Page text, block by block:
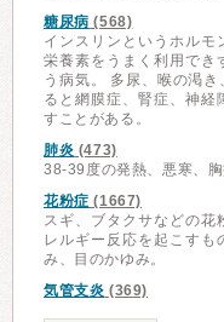
糖尿病 (568)
インスリンというホルモ
栄養素をうまく利用でき
う病気。 多尿、喉の渇
ると網膜症、腎症、神経
すことがある。
肺炎 (473)
38-39度の発熱、悪寒、
花粉症 (1667)
スギ、ブタクサなどの花
レルギー反応を起こすも
み、目のかゆみ。
気管支炎 (369)